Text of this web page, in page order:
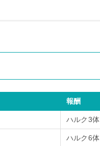
報酬
ハルク3体
ハルク6体